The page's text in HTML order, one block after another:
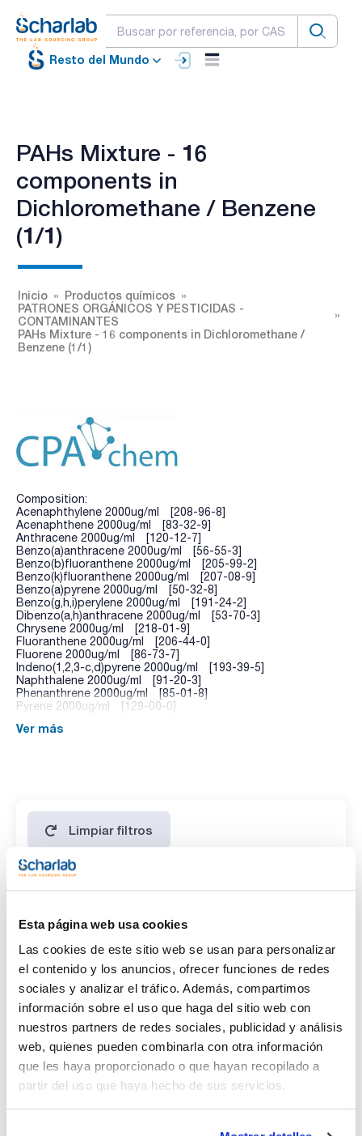
Esta página web usa cookies
Las cookies de este sitio web se usan para personalizar
el contenido y los anuncios, ofrecer funciones de redes
sociales y analizar el tráfico. Además, compartimos
información sobre el uso que haga del sitio web con
nuestros partners de redes sociales, publicidad y análisis
web, quienes pueden combinarla con otra información
que les haya proporcionado o que hayan recopilado a
partir del uso que haya hecho de sus servicios.
Resto del Mundo
PAHs Mixture - 16
components in
Dichloromethane / Benzene
(1/1)
Inicio
Productos químicos
PATRONES ORGÁNICOS Y PESTICIDAS -
CONTAMINANTES
PAHs Mixture - 16 components in Dichloromethane /
Benzene (1/1)
Composition:
Acenaphthylene 2000ug/ml [208-96-8]
Acenaphthene 2000ug/ml [83-32-9]
Anthracene 2000ug/ml [120-12-7]
Benzo(a)anthracene 2000ug/ml [56-55-3]
Benzo(b)fluoranthene 2000ug/ml [205-99-2]
Benzo(k)fluoranthene 2000ug/ml [207-08-9]
Benzo(a)pyrene 2000ug/ml [50-32-8]
Benzo(g,h,i)perylene 2000ug/ml [191-24-2]
Dibenzo(a,h)anthracene 2000ug/ml [53-70-3]
Chrysene 2000ug/ml [218-01-9]
Fluoranthene 2000ug/ml [206-44-0]
Fluorene 2000ug/ml [86-73-7]
Indeno(1,2,3-c,d)pyrene 2000ug/ml [193-39-5]
Naphthalene 2000ug/ml [91-20-3]
Phenanthrene 2000ug/ml [85-01-8]
Pyrene 2000ug/ml [129-00-0]
Ver más
Limpiar filtros
Características
Disolvente
Dichloromethane / Benzene (1/1)(1)
Envase
Ampoule(1)
Volumen
1 mL(1)